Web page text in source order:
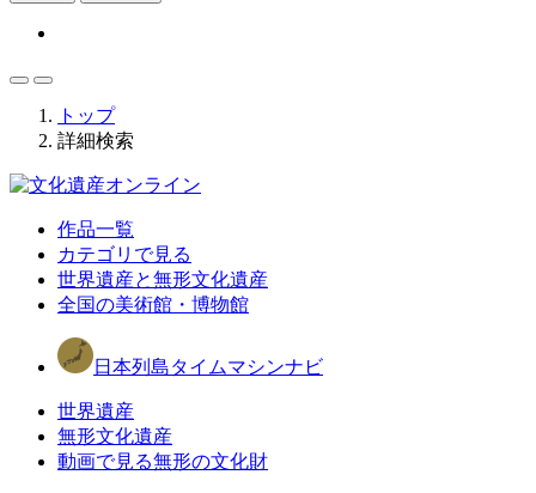
トップ
詳細検索
作品一覧
カテゴリで見る
世界遺産と無形文化遺産
全国の美術館・博物館
日本列島タイムマシンナビ
世界遺産
無形文化遺産
動画で見る無形の文化財